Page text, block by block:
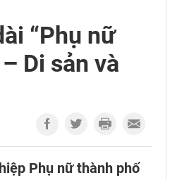
“Phụ nữ
Di sản và
Phụ nữ thành phố